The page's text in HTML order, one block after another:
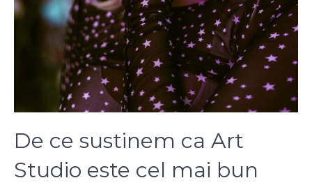
De ce sustinem ca Art
Studio este cel mai bun